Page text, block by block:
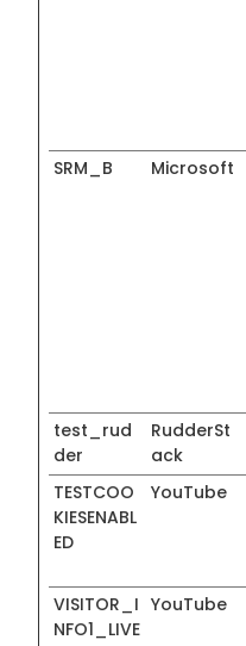
SRM_B Microsoft
test_rud
der
RudderSt
ack
TESTCOO
KIESENABL
ED
YouTube
VISITOR_I
NFO1_LIVE
YouTube